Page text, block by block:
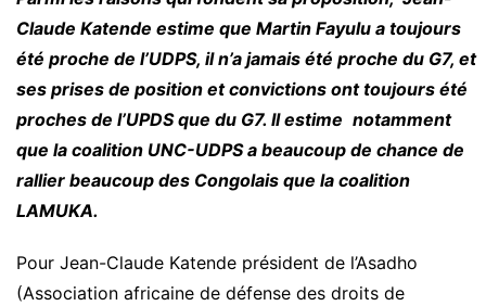
Claude Katende estime que Martin Fayulu a toujours
été proche de l’UDPS, il n’a jamais été proche du G7, et
ses prises de position et convictions ont toujours été
proches de l’UPDS que du G7. Il estime notamment
que la coalition UNC-UDPS a beaucoup de chance de
rallier beaucoup des Congolais que la coalition
LAMUKA.
Pour Jean-Claude Katende président de l’Asadho
(Association africaine de défense des droits de